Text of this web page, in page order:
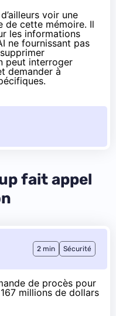
voir une
de cette mémoire. Il
les informations
ne fournissant pas
peut interroger
demander à
fait appel
2 min Sécurité
de procès pour
millions de dollars